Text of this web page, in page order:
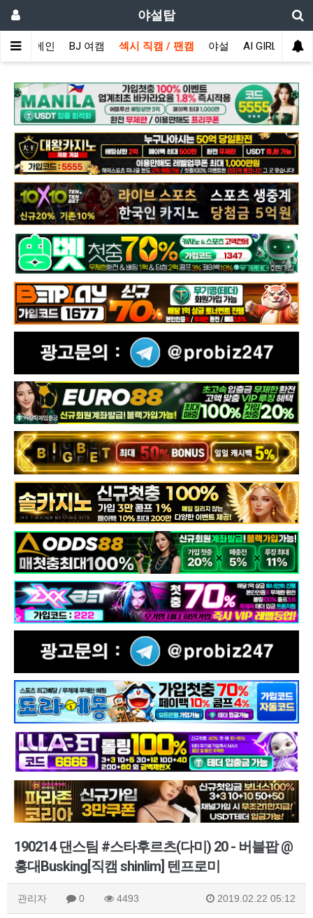
야설탑
메인 BJ 여캠 섹시 직캠 / 팬캠 야설 AI GIRL
190214 댄스팀 #스타후르츠(다미) 20 - 버블팝 @
홍대Busking[직캠 shinlim] 텐프로미
관리자 0 4493 2019.02.22 05:12